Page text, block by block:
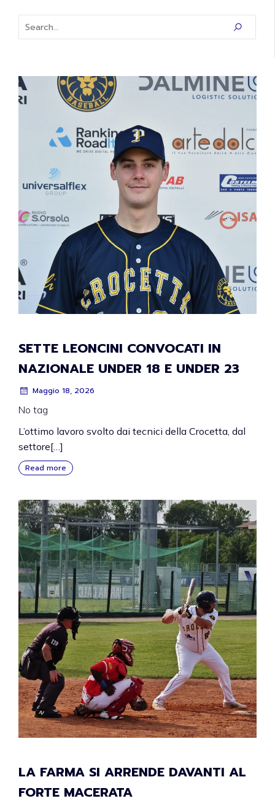
SETTE LEONCINI CONVOCATI IN
NAZIONALE UNDER 18 E UNDER 23
Maggio 18, 2026
No tag
L’ottimo lavoro svolto dai tecnici della Crocetta, dal
settore[…]
Read more
LA FARMA SI ARRENDE DAVANTI AL
FORTE MACERATA